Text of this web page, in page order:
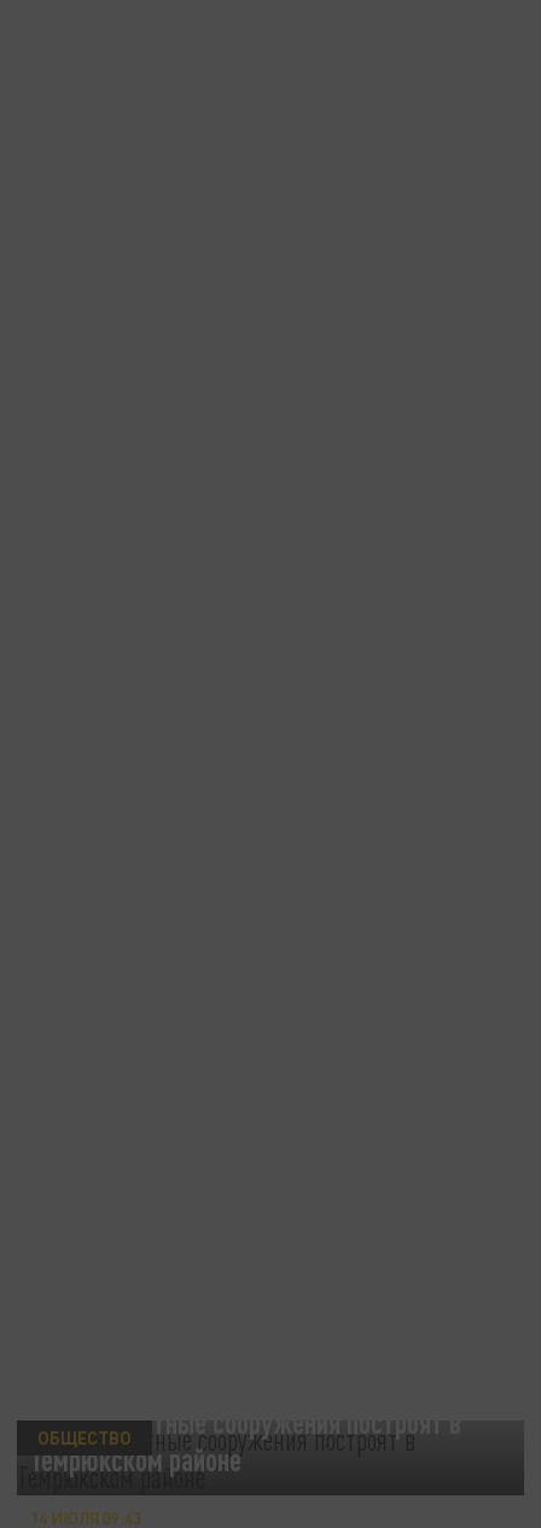
Новые очистные сооружения построят в
Темрюкском районе
ОБЩЕСТВО
14 ИЮЛЯ 09:43